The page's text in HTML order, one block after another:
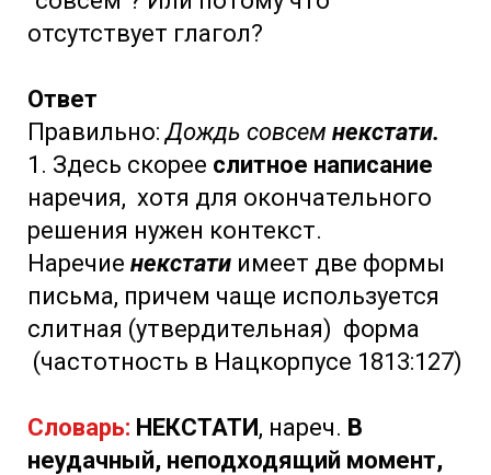
отсутствует глагол?
Ответ
Правильно:Дождь совсем некстати.
1. Здесь скорее слитное написание
наречия, хотя для окончательного
решения нужен контекст.
Наречие некстати имеет две формы
письма, причем чаще используется
слитная (утвердительная) форма
(частотность в Нацкорпусе 1813:127)
Словарь: НЕКСТАТИ, нареч. В
неудачный, неподходящий момент,